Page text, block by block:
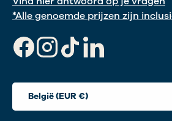
*Alle genoemde prijzen zijn
FacebookInstagram
TikTokLinkedIn
België (EUR €)